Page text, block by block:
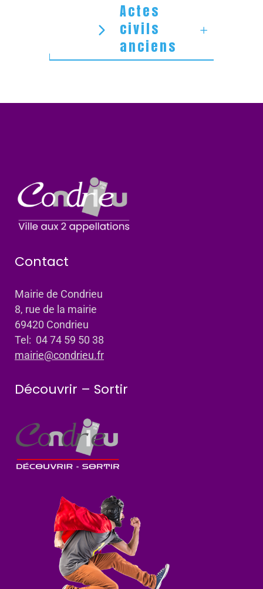
Actes
civils
anciens
Contact
Mairie de Condrieu
8, rue de la mairie
69420 Condrieu
Tel: 04 74 59 50 38
mairie@condrieu.fr
Découvrir – Sortir